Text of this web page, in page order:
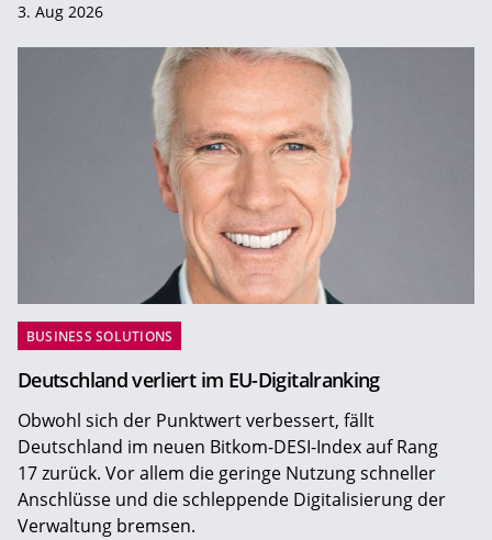
3. Aug 2026
BUSINESS SOLUTIONS
Deutschland verliert im EU-Digitalranking
Obwohl sich der Punktwert verbessert, fällt
Deutschland im neuen Bitkom-DESI-Index auf Rang
17 zurück. Vor allem die geringe Nutzung schneller
Anschlüsse und die schleppende Digitalisierung der
Verwaltung bremsen.